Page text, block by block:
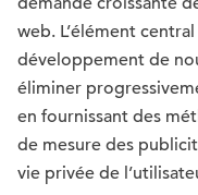
web. L’élément
développement de
éliminer
en fournissant des
de mesure des
vie privée de